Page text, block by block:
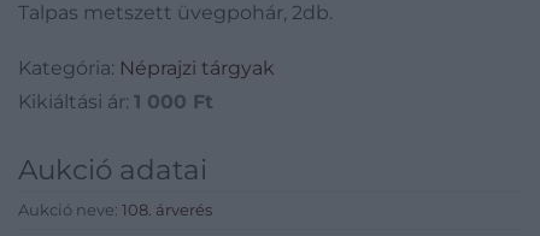
Talpas metszett üvegpohár, 2db.
Kategória: Néprajzi tárgyak
Kikiáltási ár: 1 000 Ft
Aukció adatai
Aukció neve: 108. árverés